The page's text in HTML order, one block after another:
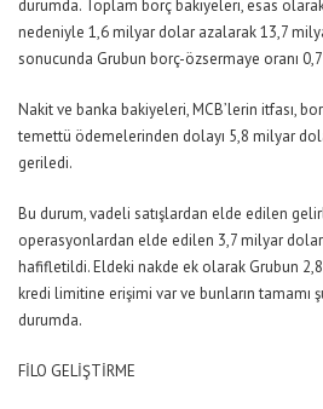
durumda. Toplam borç bakiyeleri, esas
nedeniyle 1,6 milyar dolar azalarak 13,7
sonucunda Grubun borç-özsermaye oranı
Nakit ve banka bakiyeleri, MCB’lerin itfası,
temettü ödemelerinden dolayı 5,8 milyar
geriledi.
Bu durum, vadeli satışlardan elde edilen
operasyonlardan elde edilen 3,7 milyar
hafifletildi. Eldeki nakde ek olarak Grubun
kredi limitine erişimi var ve bunların tamamı
durumda.
FİLO GELİŞTİRME